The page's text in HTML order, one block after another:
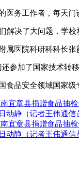
务工作者，每天门
决了大问题，学校
医院科研科科长张
加了国家技术转移
品安全领域国家级
宜章县捐赠食品抽
动静（记者王伟通信
宜章县捐赠食品抽
动静（记者王伟通信